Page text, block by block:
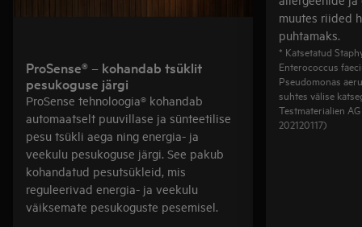
ProSense® – kohandab tsüklit
pesukoguse järgi
ProSense tehnoloogia® kohandab
automaatselt puuvillase ja sünteetilise
pesu tsükli aega ning energia- ja
veekulu pesukoguse järgi. See pakub
kohandatud pesutsükleid, mis
reguleerivad energia- ja veekulu
väiksemate pesukoguste pesemisel.
muutes riided
puhtamaks.
* Katsetatud
Enterococcus
Pseudomonas
suhtes välise
Testmaterialien
202120117)